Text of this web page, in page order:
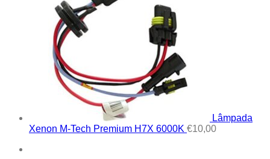
Lâmpada
Xenon M-Tech Premium H7X 6000K €10,00